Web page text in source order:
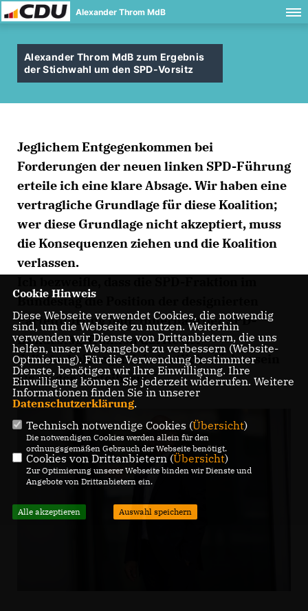
Alexander Throm MdB
Alexander Throm MdB zum Ergebnis
der Stichwahl um den SPD-Vorsitz
Jeglichem Entgegenkommen bei
Forderungen der neuen linken SPD-Führung
erteile ich eine klare Absage. Wir haben eine
vertragliche Grundlage für diese Koalition;
wer diese Grundlage nicht akzeptiert, muss
die Konsequenzen ziehen und die Koalition
verlassen.
Bundestag die Position der designierten
Parteiführung teilt. Innerhalb der SPD-
Bundestagsfraktion dürfte der
Selbsterhaltungstrieb deutlich stärker sein
als an der Parteibasis.
Cookie Hinweis
Diese Webseite verwendet Cookies, die notwendig
sind, um die Webseite zu nutzen. Weiterhin
verwenden wir Dienste von Drittanbietern, die uns
helfen, unser Webangebot zu verbessern (Website-
Optmierung). Für die Verwendung bestimmter
Dienste, benötigen wir Ihre Einwilligung. Ihre
Einwilligung können Sie jederzeit widerrufen. Weitere
Informationen finden Sie in unserer
Datenschutzerklärung.
Technisch notwendige Cookies (Übersicht)
Die notwendigen Cookies werden allein für den
ordnungsgemäßen Gebrauch der Webseite benötigt.
Cookies von Drittanbietern (Übersicht)
Zur Optimierung unserer Webseite binden wir Dienste und
Angebote von Drittanbietern ein.
Alle akzeptieren Auswahl speichern